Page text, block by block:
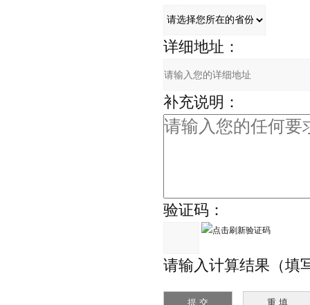
详细地址：
补充说明：
验证码：
请输入计算结果（填写